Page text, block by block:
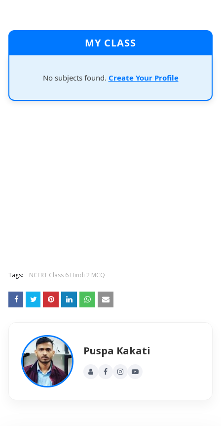
MY CLASS
No subjects found. Create Your Profile
Tags: NCERT Class 6 Hindi 2 MCQ
Puspa Kakati